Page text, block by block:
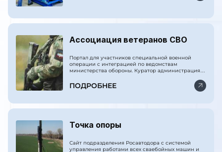
Ассоциация ветеранов СВО
Портал для участников специальной военной
операции с интеграцией по ведомствам
министерства обороны. Куратор администрация
ПОДРОБНЕЕ
Точка опоры
Сайт подразделения Росавтодора с системой
управления работами всех сваебойных машин и